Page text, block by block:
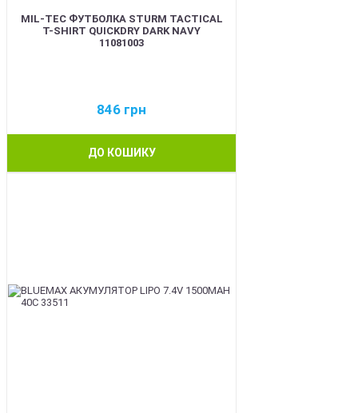
MIL-TEC ФУТБОЛКА STURM TACTICAL
T-SHIRT QUICKDRY DARK NAVY
11081003
846 грн
ДО КОШИКУ